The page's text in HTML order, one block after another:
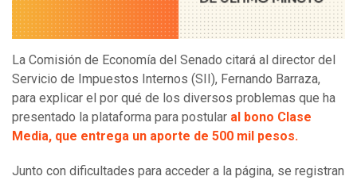
La Comisión de Economía del Senado citará al director del
Servicio de Impuestos Internos (SII), Fernando Barraza,
para explicar el por qué de los diversos problemas que ha
presentado la plataforma para postular al bono Clase
Media, que entrega un aporte de 500 mil pesos.
Junto con dificultades para acceder a la página, se registran